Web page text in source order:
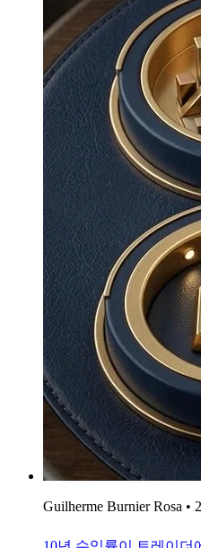
Guilherme Burnier Rosa •